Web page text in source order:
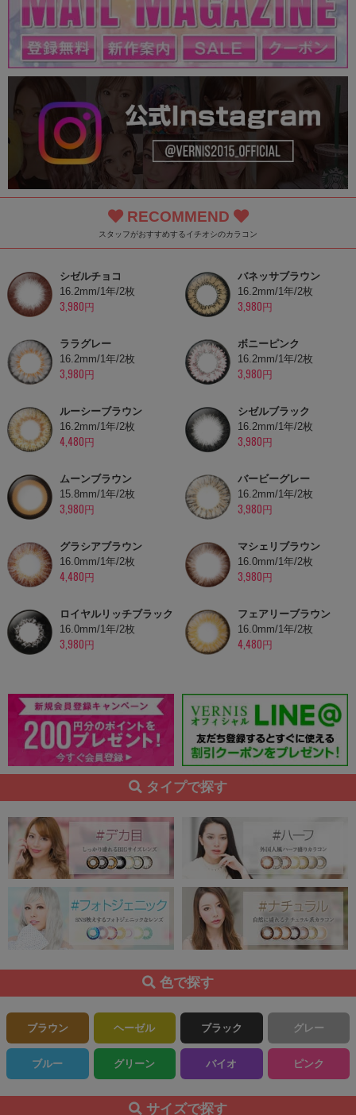
RECOMMEND
スタッフがおすすめするイチオシのカラコン
シゼルチョコ
16.2mm/1年/2枚
3,980円
バネッサブラウン
16.2mm/1年/2枚
3,980円
ララグレー
16.2mm/1年/2枚
3,980円
ボニーピンク
16.2mm/1年/2枚
3,980円
ルーシーブラウン
16.2mm/1年/2枚
4,480円
シゼルブラック
16.2mm/1年/2枚
3,980円
ムーンブラウン
15.8mm/1年/2枚
3,980円
バービーグレー
16.2mm/1年/2枚
3,980円
グラシアブラウン
16.0mm/1年/2枚
4,480円
マシェリブラウン
16.0mm/1年/2枚
3,980円
ロイヤルリッチブラック
16.0mm/1年/2枚
3,980円
フェアリーブラウン
16.0mm/1年/2枚
4,480円
タイプで探す
色で探す
ブラウン ヘーゼル ブラック グレー
ブルー グリーン バイオ ピンク
サイズで探す